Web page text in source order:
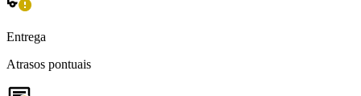
Entrega
Atrasos pontuais